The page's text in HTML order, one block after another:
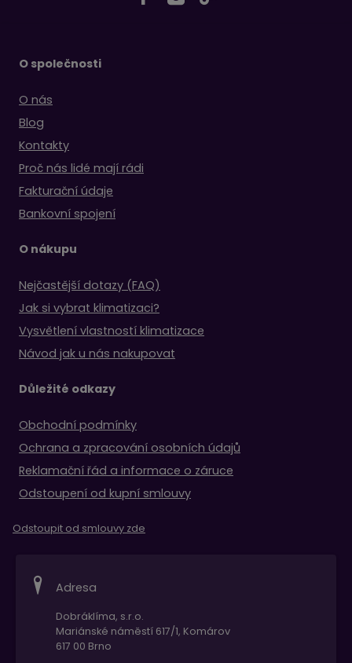
O společnosti
O nás
Blog
Kontakty
Proč nás lidé mají rádi
Fakturační údaje
Bankovní spojení
O nákupu
Nejčastější dotazy (FAQ)
Jak si vybrat klimatizaci?
Vysvětlení vlastností klimatizace
Návod jak u nás nakupovat
Důležité odkazy
Obchodní podmínky
Ochrana a zpracování osobních údajů
Reklamační řád a informace o záruce
Odstoupení od kupní smlouvy
Odstoupit od smlouvy zde
Adresa
Dobráklíma, s.r.o.
Mariánské náměstí 617/1, Komárov
617 00 Brno